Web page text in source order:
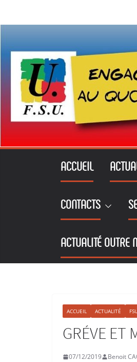
ACCUEIL
CONTACTS
ACTUALITÉ OUTRE
ACCUEIL ACTUALITÉ
GRÉVE ET
07/12/2019 Benoit